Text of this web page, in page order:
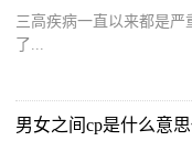
三高疾病一直以来都是
了...
男女之间cp是什么意